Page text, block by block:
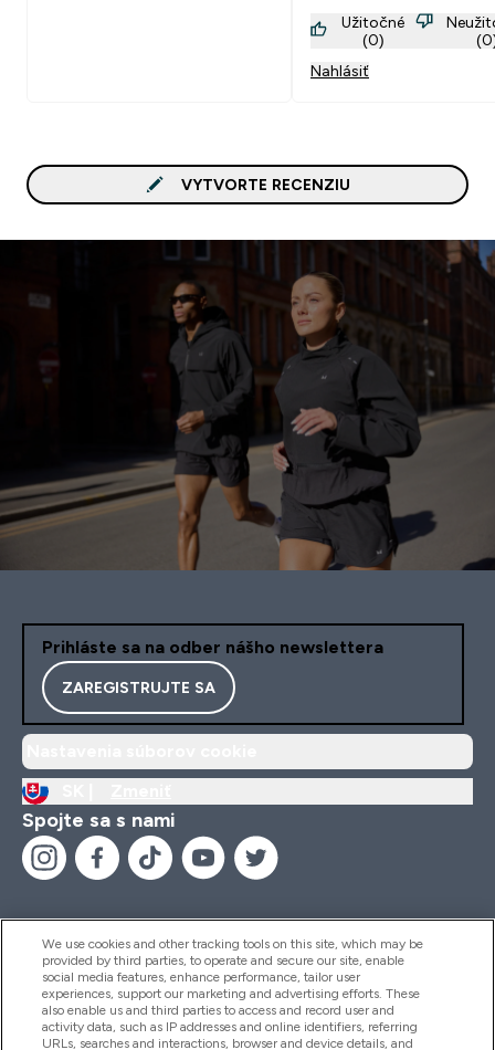
na ceste ku mne další
určite odporúčam. Goes Well
With: Bcaa,cla
Užitočné
(0)
Nahlásiť
VYTVORTE RECENZIU
Prihláste sa na odber nášho newslettera
ZAREGISTRUJTE SA
Spojte sa s nami
Pomoc & Informácie
Produkty
We use cookies and other tracking tools on this site, which may be
provided by third parties, to operate and secure our site, enable
social media features, enhance performance, tailor user
experiences, support our marketing and advertising efforts. These
also enable us and third parties to access and record user and
activity data, such as IP addresses and online identifiers, referring
URLs, searches and interactions, browser and device details, and